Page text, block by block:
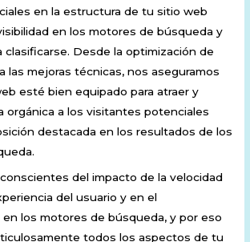
en la estructura de tu sitio web
en los motores de búsqueda y
clasificarse. Desde la optimización de
las mejoras técnicas, nos aseguramos
esté bien equipado para atraer y
orgánica a los visitantes potenciales
destacada en los resultados de los
del impacto de la velocidad
del usuario y en el
los motores de búsqueda, y por eso
todos los aspectos de tu